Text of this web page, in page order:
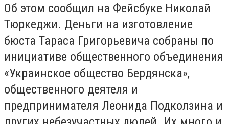
Об этом сообщил на Фейсбуке Николай
Тюркеджи. Деньги на изготовление
бюста Тараса Григорьевича собраны по
инициативе общественного объединения
«Украинское общество Бердянска»,
общественного деятеля и
предпринимателя Леонида Подколзина и